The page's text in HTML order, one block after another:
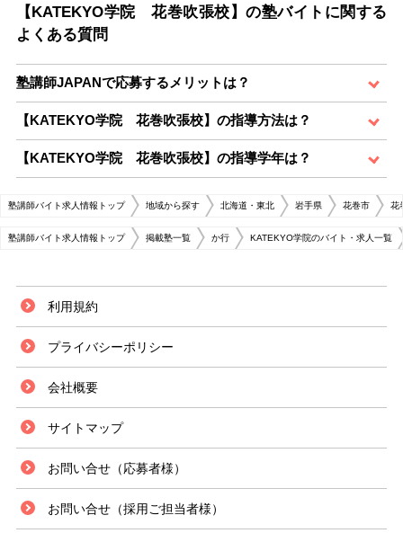
【KATEKYO学院 花巻吹張校】の塾バイトに関する
よくある質問
塾講師JAPANで応募するメリットは？
【KATEKYO学院 花巻吹張校】の指導方法は？
【KATEKYO学院 花巻吹張校】の指導学年は？
塾講師バイト求人情報トップ 地域から探す 北海道・東北 岩手県 花巻市 花
塾講師バイト求人情報トップ 掲載塾一覧 か行 KATEKYO学院のバイト・求人一覧
利用規約
プライバシーポリシー
会社概要
サイトマップ
お問い合せ（応募者様）
お問い合せ（採用ご担当者様）